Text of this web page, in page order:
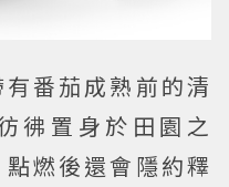
番茄成熟前的清
彿置身於田園之
燃後還會隱約釋